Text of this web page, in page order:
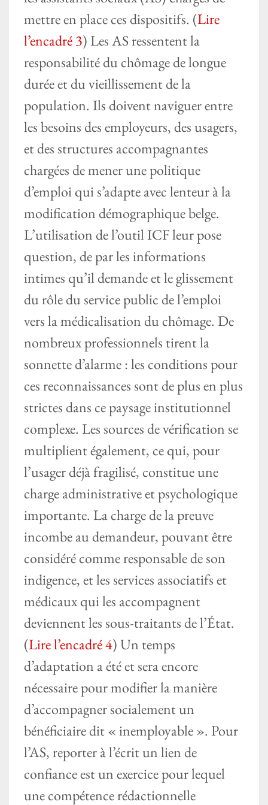
mettre en place ces dispositifs. (Lire
l’encadré 3) Les AS ressentent la
responsabilité du chômage de longue
durée et du vieillissement de la
population. Ils doivent naviguer entre
les besoins des employeurs, des usagers,
et des structures accompagnantes
chargées de mener une politique
d’emploi qui s’adapte avec lenteur à la
modification démographique belge.
L’utilisation de l’outil ICF leur pose
question, de par les informations
intimes qu’il demande et le glissement
du rôle du service public de l’emploi
vers la médicalisation du chômage. De
nombreux professionnels tirent la
sonnette d’alarme : les conditions pour
ces reconnaissances sont de plus en plus
strictes dans ce paysage institutionnel
complexe. Les sources de vérification se
multiplient également, ce qui, pour
l’usager déjà fragilisé, constitue une
charge administrative et psychologique
importante. La charge de la preuve
incombe au demandeur, pouvant être
considéré comme responsable de son
indigence, et les services associatifs et
médicaux qui les accompagnent
deviennent les sous-traitants de l’État.
(Lire l’encadré 4) Un temps
d’adaptation a été et sera encore
nécessaire pour modifier la manière
d’accompagner socialement un
bénéficiaire dit « inemployable ». Pour
l’AS, reporter à l’écrit un lien de
confiance est un exercice pour lequel
une compétence rédactionnelle